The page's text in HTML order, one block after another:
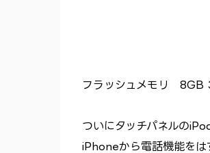
フラッシュメモリ
ついにタッチパネルの
iPhoneから電話機能をは